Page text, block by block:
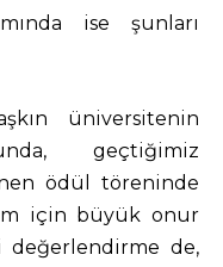
ise şunları
üniversitenin
geçtiğimiz
ödül töreninde
için büyük onur
değerlendirme de,